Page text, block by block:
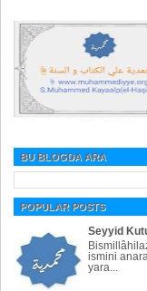
BU BLOGDA ARA
POPULAR POSTS
Seyyid
ismini
yara...